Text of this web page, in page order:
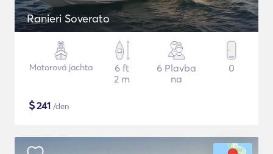
Ranieri Soverato
Motorová jachta
6 ft
2 m
6 Plavba
na
0
$241 /den